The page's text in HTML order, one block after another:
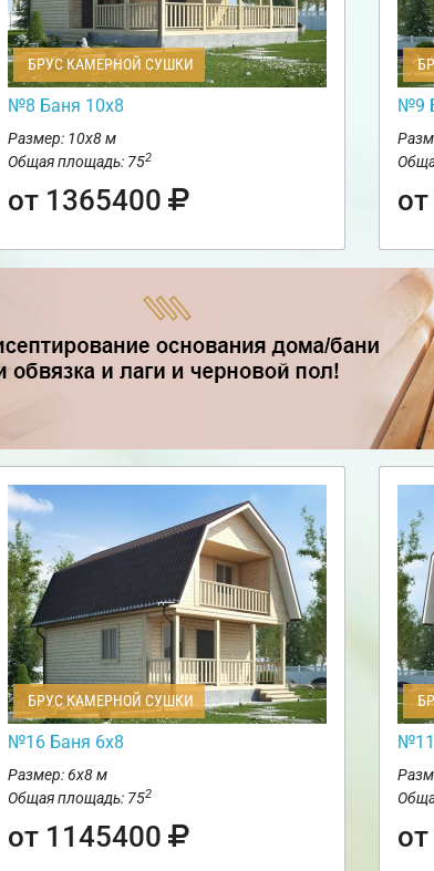
БРУС КАМЕРНОЙ СУШКИ
№8 Баня 10х8
Размер: 10х8 м
Общая площадь: 752
от 1365400
№9
БРУС КАМЕРНОЙ СУШКИ
№16 Баня 6х8
Размер: 6х8 м
Общая площадь: 752
от 1145400